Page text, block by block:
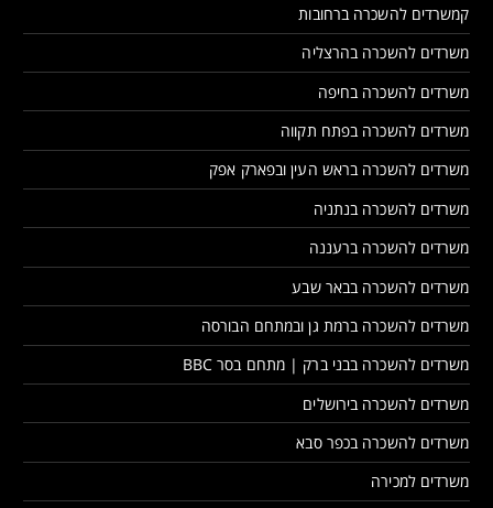
קמשרדים להשכרה ברחובות
משרדים להשכרה בהרצליה
משרדים להשכרה בחיפה
משרדים להשכרה בפתח תקווה
משרדים להשכרה בראש העין ובפארק אפק
משרדים להשכרה בנתניה
משרדים להשכרה ברעננה
משרדים להשכרה בבאר שבע
משרדים להשכרה ברמת גן ובמתחם הבורסה
משרדים להשכרה בבני ברק | מתחם בסר BBC
משרדים להשכרה בירושלים
משרדים להשכרה בכפר סבא
משרדים למכירה